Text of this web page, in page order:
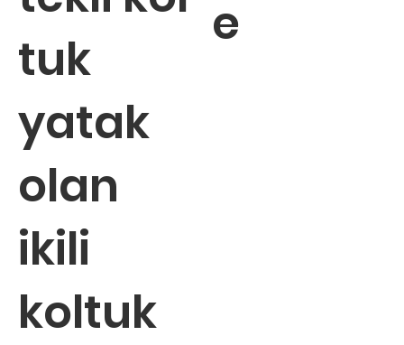
tuk
yatak
olan
ikili
koltuk
e